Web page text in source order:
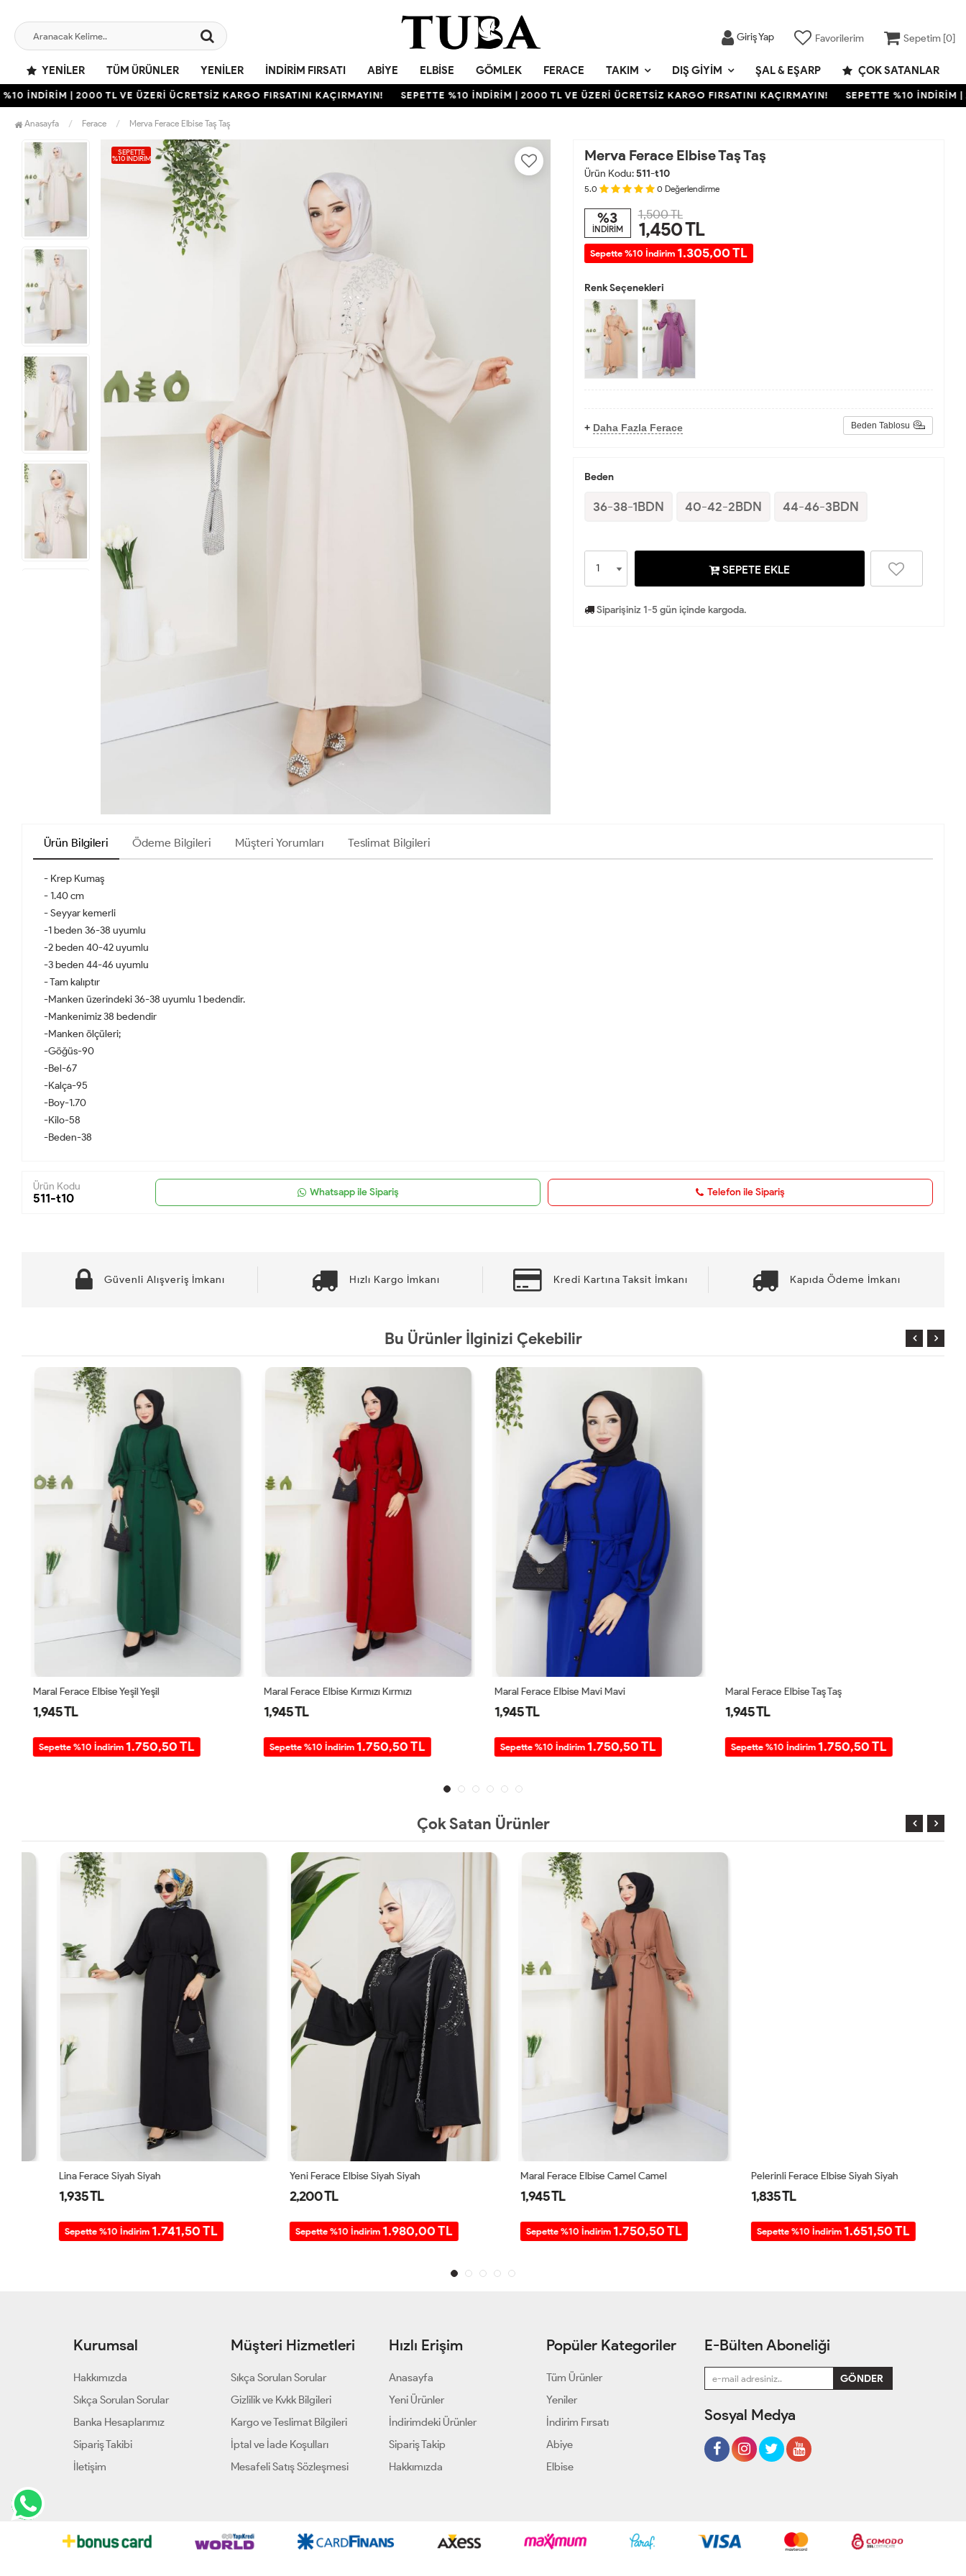
Giriş Yap Favorilerim Sepetim [0]
YENILER TÜM ÜRÜNLER YENILER İNDIRIM FIRSATI ABIYE ELBISE GÖMLEK FERACE TAKIM DIŞ GIYIM ŞAL & EŞARP ÇOK SATANLAR
| 2000 TL VE ÜZERİ ÜCRETSİZ KARGO FIRSATINI KAÇIRMAYIN! SEPETTE %10 İNDİRİM | 2000 TL VE ÜZERİ ÜCRETSİZ KARGO FIRSATINI KAÇIRMAYIN! SEPETTE %10 İNDİRİM | 2000
Anasayfa Ferace Merva Ferace Elbise Taş Taş
SEPETTE
%10 İNDIRIM Merva Ferace Elbise Taş Taş
Ürün Kodu:511-t10
5.0 0 Değerlendirme
%3
İNDİRİM
1,500 TL
1,450TL
Sepette %10 İndirim 1.305,00 TL
Renk Seçenekleri
+ Daha Fazla Ferace Beden Tablosu
Beden
36-38-1BDN 40-42-2BDN 44-46-3BDN
SEPETE EKLE
Siparişiniz 1-5 gün içinde kargoda.
Ürün Bilgileri Ödeme Bilgileri Müşteri Yorumları Teslimat Bilgileri
- Krep Kumaş
- 1.40 cm
- Seyyar kemerli
-1 beden 36-38 uyumlu
-2 beden 40-42 uyumlu
-3 beden 44-46 uyumlu
- Tam kalıptır
-Manken üzerindeki 36-38 uyumlu 1 bedendir.
-Mankenimiz 38 bedendir
-Manken ölçüleri;
-Göğüs-90
-Bel-67
-Kalça-95
-Boy-1.70
-Kilo-58
-Beden-38
Ürün Kodu
511-t10 Whatsapp ile Sipariş Telefon ile Sipariş
Güvenli Alışveriş İmkanı Hızlı Kargo İmkanı Kredi Kartına Taksit İmkanı Kapıda Ödeme İmkanı
Bu Ürünler İlginizi Çekebilir
Maral Ferace Elbise Yeşil Yeşil
1,945 TL
Sepette %10 İndirim 1.750,50 TL
Maral Ferace Elbise Kırmızı Kırmızı
1,945 TL
Sepette %10 İndirim 1.750,50 TL
Maral Ferace Elbise Mavi Mavi
1,945 TL
Sepette %10 İndirim 1.750,50 TL
Maral Ferace Elbise Taş Taş
1,945 TL
Sepette %10 İndirim 1.750,50 TL
Çok Satan Ürünler
Lina Ferace Siyah Siyah
1,935 TL
Sepette %10 İndirim1.741,50 TL
Yeni Ferace Elbise Siyah Siyah
2,200 TL
Sepette %10 İndirim1.980,00 TL
Maral Ferace Elbise Camel Camel
1,945 TL
Sepette %10 İndirim1.750,50 TL
Pelerinli Ferace Elbise Siyah Siyah
1,835 TL
Sepette %10 İndirim1.651,50 TL
Kurumsal
Hakkımızda
Sıkça Sorulan Sorular
Banka Hesaplarımız
Sipariş Takibi
İletişim
Müşteri Hizmetleri
Sıkça Sorulan Sorular
Gizlilik ve Kvkk Bilgileri
Kargo ve Teslimat Bilgileri
İptal ve İade Koşulları
Mesafeli Satış Sözleşmesi
Hızlı Erişim
Anasayfa
Yeni Ürünler
İndirimdeki Ürünler
Sipariş Takip
Hakkımızda
Popüler Kategoriler
Tüm Ürünler
Yeniler
İndirim Fırsatı
Abiye
Elbise
E-Bülten Aboneliği
Sosyal Medya